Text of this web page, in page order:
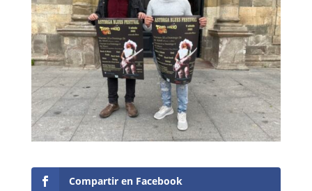
Compartir en Facebook